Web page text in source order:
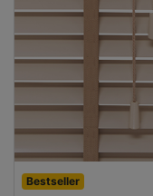
Bestseller